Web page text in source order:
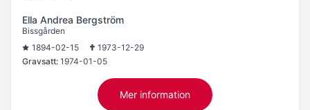
Ella Andrea Bergström
Bissgården
1894-02-15
1973-12-29
Gravsatt: 1974-01-05
Mer information